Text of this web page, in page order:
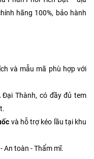
hãng 100%, bảo hành
và mẫu mã phù hợp với
Đại Thành, có đầy đủ tem
và hỗ trợ kéo lầu tại khu
An toàn - Thẩm mĩ.